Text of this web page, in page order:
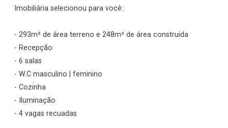
Imobiliária selecionou para você:
- 293m² de área terreno e 248m² de área construida
- Recepção
- 6 salas
- W.C masculino | feminino
- Cozinha
- Iluminação
- 4 vagas recuadas